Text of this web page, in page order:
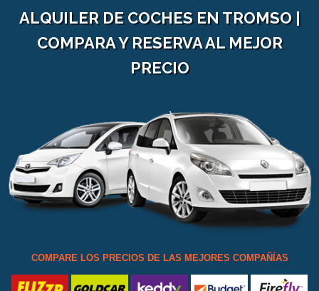
ALQUILER DE COCHES EN TROMSO |
COMPARA Y RESERVA AL MEJOR
PRECIO
COMPARE LOS PRECIOS DE LAS MEJORES COMPAÑÍAS